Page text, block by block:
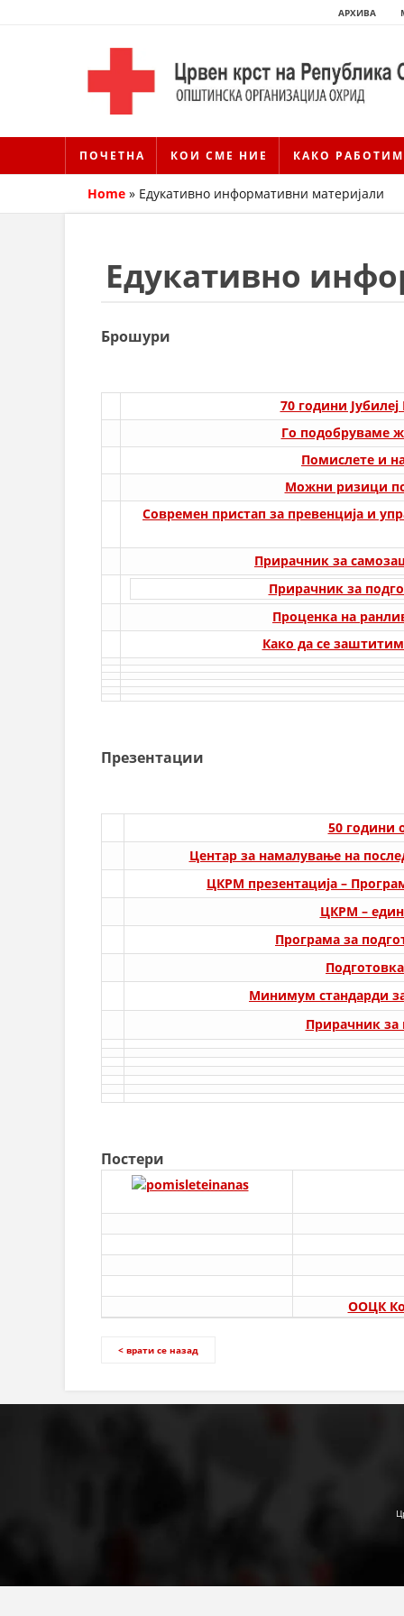
АРХИВА
ПОЧЕТНА КОИ СМЕ НИЕ КАКО
Home » Едукативно информативни материјали
Едукативно
Брошури
70 години
Го подобруваме
Помислете и
Можни ризици по
Современ пристап за превенција и
Прирачник за
Прирачник за
Проценка на
Како да се
Презентации
50 години
Центар за намалување на
ЦКРМ презентација –
ЦКРМ –
Програма за
Минимум стандарди
Прирачник за
Постери
ООЦК
< врати се назад